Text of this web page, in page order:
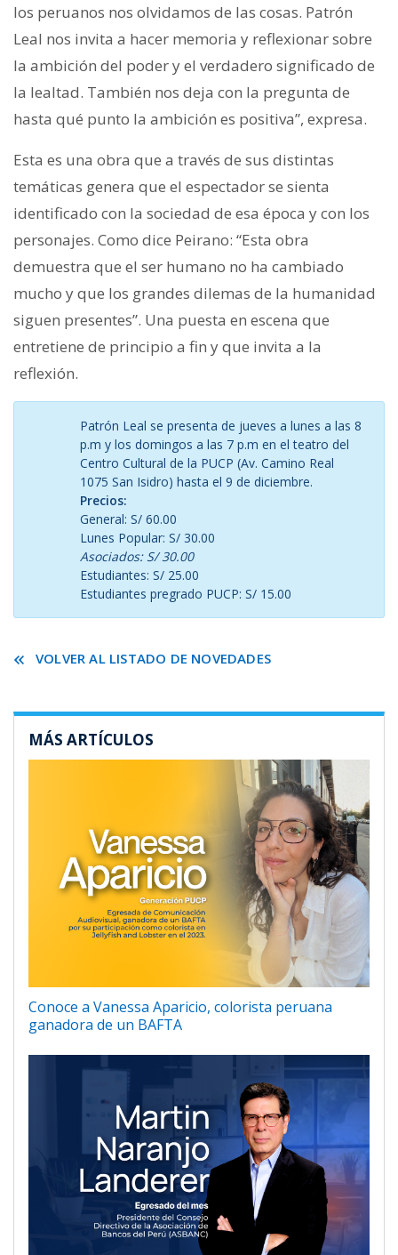
los peruanos nos olvidamos de las cosas. Patrón
Leal nos invita a hacer memoria y reflexionar sobre
la ambición del poder y el verdadero significado de
la lealtad. También nos deja con la pregunta de
hasta qué punto la ambición es positiva”, expresa.
Esta es una obra que a través de sus distintas
temáticas genera que el espectador se sienta
identificado con la sociedad de esa época y con los
personajes. Como dice Peirano: “Esta obra
demuestra que el ser humano no ha cambiado
mucho y que los grandes dilemas de la humanidad
siguen presentes”. Una puesta en escena que
entretiene de principio a fin y que invita a la
reflexión.
Patrón Leal se presenta de jueves a lunes a las 8
p.m y los domingos a las 7 p.m en el teatro del
Centro Cultural de la PUCP (Av. Camino Real
1075 San Isidro) hasta el 9 de diciembre.
Precios:
General: S/ 60.00
Lunes Popular: S/ 30.00
Asociados: S/ 30.00
Estudiantes: S/ 25.00
Estudiantes pregrado PUCP: S/ 15.00
VOLVER AL LISTADO DE NOVEDADES
MÁS ARTÍCULOS
Conoce a Vanessa Aparicio, colorista peruana
ganadora de un BAFTA